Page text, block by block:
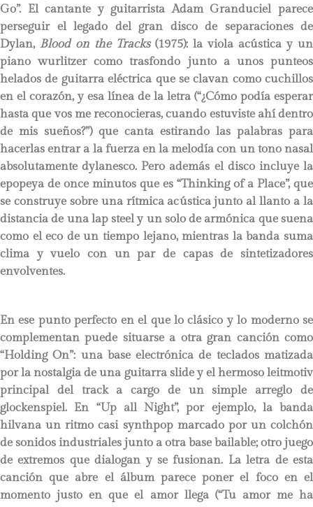
Go”. El cantante y guitarrista Adam Granduciel parece
perseguir el legado del gran disco de separaciones de
Dylan, Blood on the Tracks(1975): la viola acústica y un
piano wurlitzer como trasfondo junto a unos punteos
helados de guitarra eléctrica que se clavan como cuchillos
en el corazón, y esa línea de la letra (“¿Cómo podía esperar
hasta que vos me reconocieras, cuando estuviste ahí dentro
de mis sueños?”) que canta estirando las palabras para
hacerlas entrar a la fuerza en la melodía con un tono nasal
absolutamente dylanesco. Pero además el disco incluye la
epopeya de once minutos que es “Thinking of a Place”, que
se construye sobre una rítmica acústica junto al llanto a la
distancia de una lap steel y un solo de armónica que suena
como el eco de un tiempo lejano, mientras la banda suma
clima y vuelo con un par de capas de sintetizadores
envolventes.
En ese punto perfecto en el que lo clásico y lo moderno se
complementan puede situarse a otra gran canción como
“Holding On”: una base electrónica de teclados matizada
por la nostalgia de una guitarra slide y el hermoso leitmotiv
principal del track a cargo de un simple arreglo de
glockenspiel. En “Up all Night”, por ejemplo, la banda
hilvana un ritmo casi synthpop marcado por un colchón
de sonidos industriales junto a otra base bailable; otro juego
de extremos que dialogan y se fusionan. La letra de esta
canción que abre el álbum parece poner el foco en el
momento justo en que el amor llega (“Tu amor me ha